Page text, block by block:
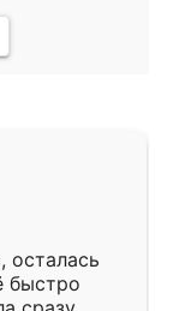
осталась
быстро